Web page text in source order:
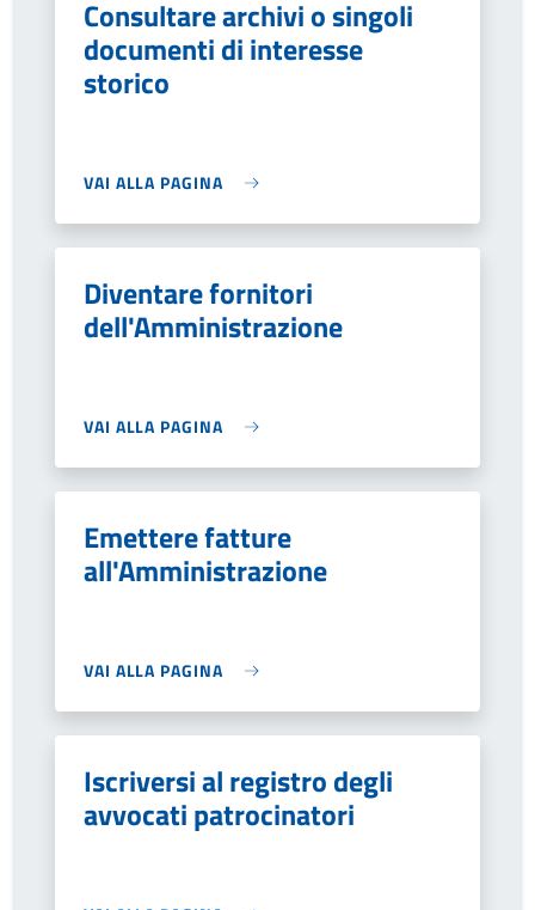
Consultare archivi o singoli
documenti di interesse
storico
VAI ALLA PAGINA
Diventare fornitori
dell'Amministrazione
VAI ALLA PAGINA
Emettere fatture
all'Amministrazione
VAI ALLA PAGINA
Iscriversi al registro degli
avvocati patrocinatori